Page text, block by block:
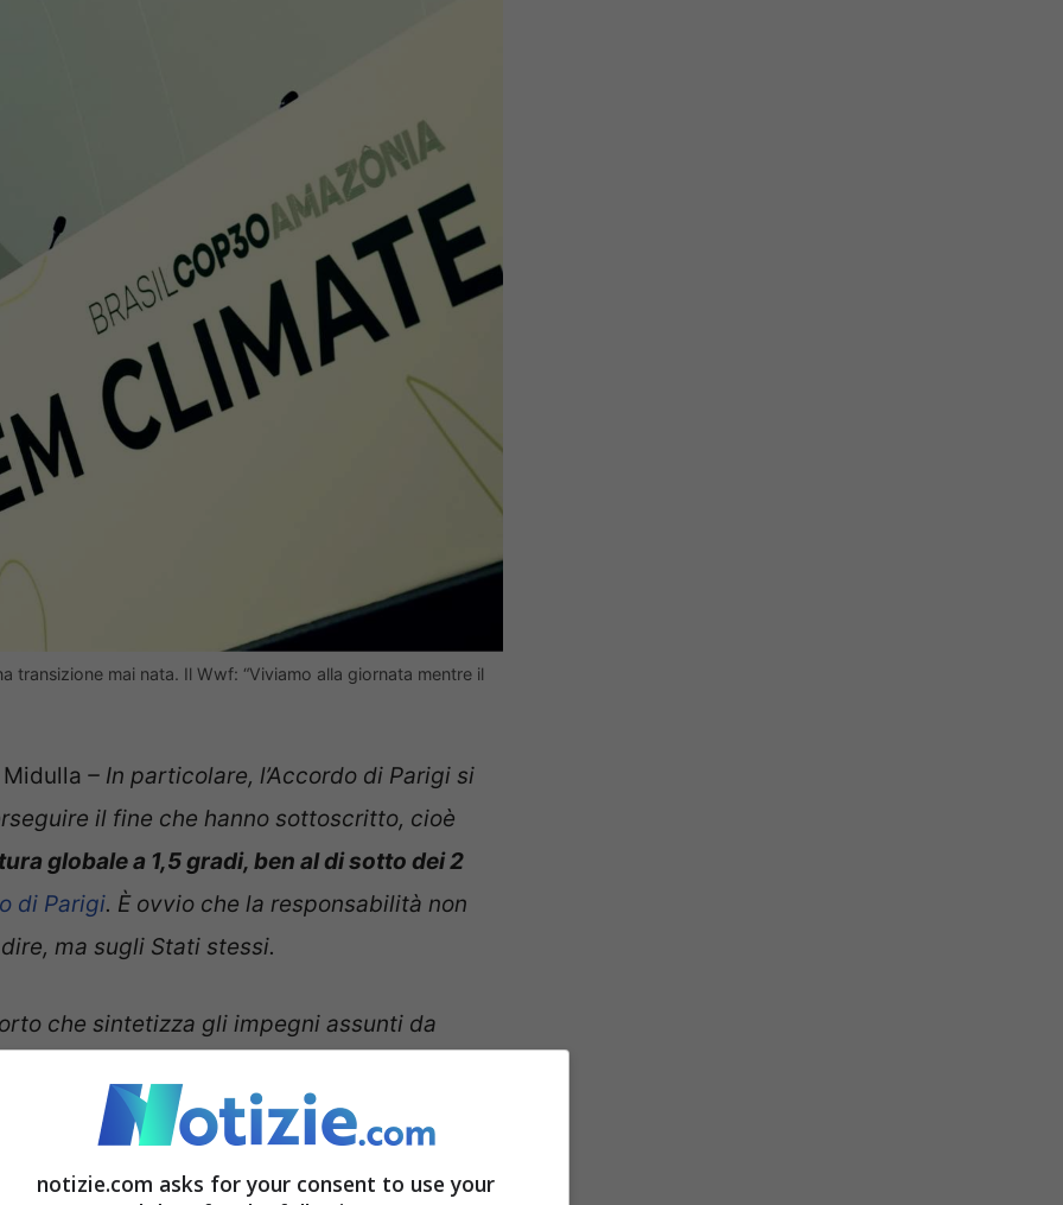
transizione mai nata. Il Wwf: “Viviamo alla giornata mentre il
– In particolare, l’Accordo di Parigi si
il fine che hanno sottoscritto, cioè
globale a 1,5 gradi, ben al di sotto dei 2
di Parigi. È ovvio che la responsabilità non
ma sugli Stati stessi.
che sintetizza gli impegni assunti da
Stati stanno lavorando, ma da quella
soprattutto i Paesi del G20
che la responsabilità ricade in primo
notizie.com asks for your consent to use your